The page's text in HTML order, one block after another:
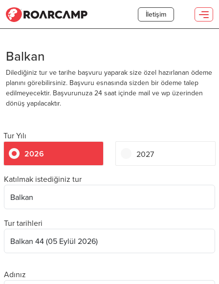
İletişim
Balkan
Dilediğiniz tur ve tarihe başvuru yaparak size özel hazırlanan ödeme
planını görebilirsiniz. Başvuru esnasında sizden bir ödeme talep
edilmeyecektir. Başvurunuza 24 saat içinde mail ve wp üzerinden
dönüş yapılacaktır.
Tur Yılı
2026 2027
Katılmak istediğiniz tur
Tur tarihleri
Adınız